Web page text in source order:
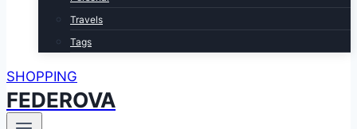
Travels
Tags
SHOPPING
FEDEROVA